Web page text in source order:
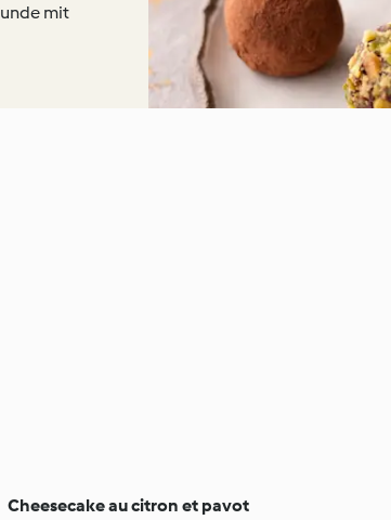
mit
Cheesecake au citron et pavot